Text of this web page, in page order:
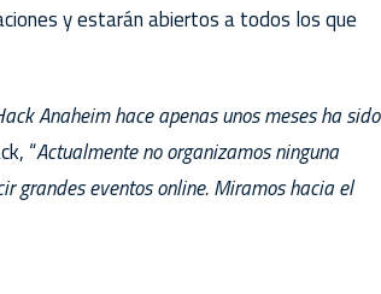
y estarán abiertos a todos los que
Anaheim hace apenas unos meses ha sido
“Actualmente no organizamos ninguna
grandes eventos online. Miramos hacia el